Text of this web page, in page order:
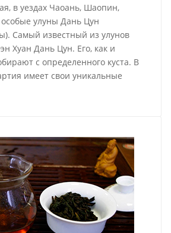
в уездах Чаоань, Шаопин,
улуны Дань Цун
Самый известный из улунов
Хуан Дань Цун. Его, как и
с определенного куста. В
имеет свои уникальные